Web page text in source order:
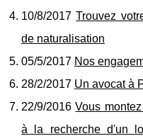
10/8/2017Trouvez
de naturalisation
05/5/2017 Nos
28/2/2017 Un avocat à
22/9/2016Vous
à la recherche d'un